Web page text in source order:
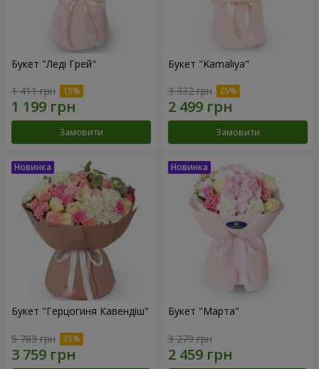
Букет "Леді Грей"
1 411 грн
Замовити
Букет "Kamaliya"
3 332 грн
Замовити
Букет "Герцогиня Кавендіш"
5 783 грн
Букет "Марта"
3 279 грн